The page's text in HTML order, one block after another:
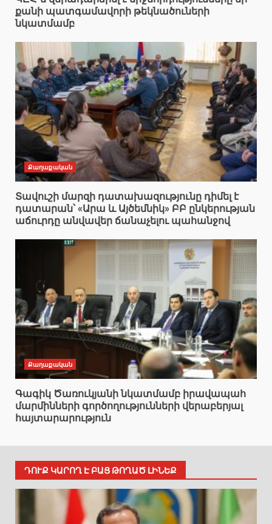
քանի պատգամավորի թեկնածուների
նկատմամբ
Քաղաքական
Տավուշի մարզի դատախազությունը դիմել է
դատարան՝ «Արա և Այծեմնիկ» ԲԲ ընկերության
աճուրդը անվավեր ճանաչելու պահանջով
Քաղաքական
Գագիկ Ծառուկյանի նկատմամբ իրավապահ
մարմինների գործողությունների վերաբերյալ
հայտարարություն
ԴՈՒՔ ԿԱՐՈՂ Է ԲԱՑ ԹՈՂԱԾ ԼԻՆԵՔ